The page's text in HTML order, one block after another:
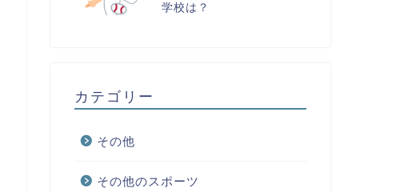
学校は？
カテゴリー
その他
その他のスポーツ